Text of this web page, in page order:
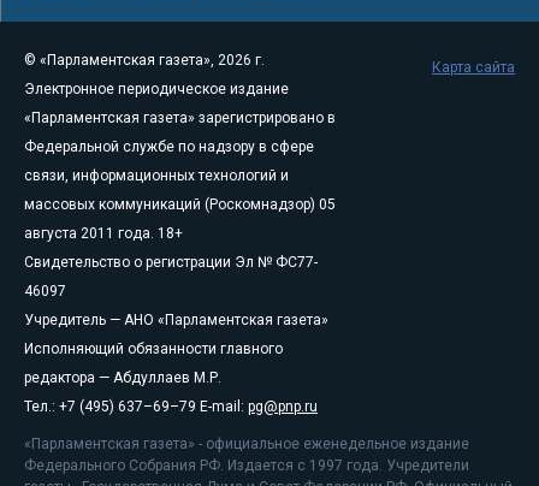
© «Парламентская газета», 2026 г.
Электронное периодическое издание
«Парламентская газета» зарегистрировано в
Федеральной службе по надзору в сфере
связи, информационных технологий и
массовых коммуникаций (Роскомнадзор) 05
августа 2011 года. 18+
Свидетельство о регистрации Эл № ФС77-
46097
Учредитель — АНО «Парламентская газета»
Исполняющий обязанности главного
редактора — Абдуллаев М.Р.
Тел.: +7 (495) 637–69–79 E-mail: pg@pnp.ru
«Парламентская газета» - официальное еженедельное издание
Федерального Собрания РФ. Издается с 1997 года. Учредители
Карта сайта